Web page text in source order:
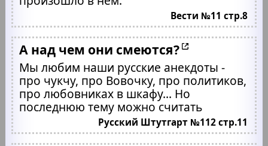
Вести №11 стр.8
А над чем они смеются?
Мы любим наши русские анекдоты -
про чукчу, про Вовочку, про политиков,
про любовниках в шкафу... Но
последнюю тему можно считать
Русский Штутгарт №112 стр.11